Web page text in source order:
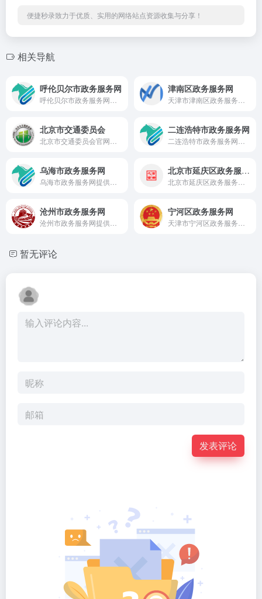
便捷秒录致力于优质、实用的网络站点资源收集与分享！
相关导航
呼伦贝尔市政务服务网 津南区政务服务网
北京市交通委员会 二连浩特市政务服务网
乌海市政务服务网 北京市延庆区政务服务网
沧州市政务服务网 宁河区政务服务网
暂无评论
发表评论